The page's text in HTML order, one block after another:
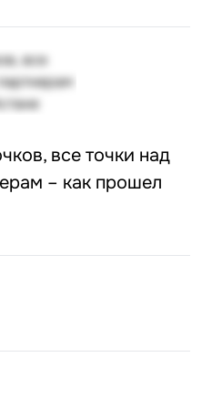
все точки над
– как прошел